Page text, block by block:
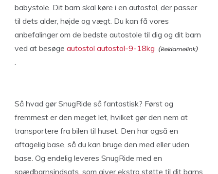
babystole. Dit barn skal køre i en autostol, der passer
til dets alder, højde og vægt. Du kan få vores
anbefalinger om de bedste autostole til dig og dit barn
ved at besøge autostol autostol-9-18kg
.
Så hvad gør SnugRide så fantastisk? Først og
fremmest er den meget let, hvilket gør den nem at
transportere fra bilen til huset. Den har også en
aftagelig base, så du kan bruge den med eller uden
base. Og endelig leveres SnugRide med en
spædbarnsindsats, som giver ekstra støtte til dit barns